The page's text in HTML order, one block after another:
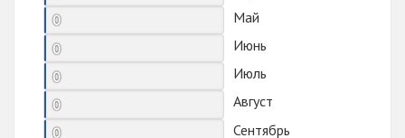
0
Май
0
Июнь
0
Июль
0
Август
0
Сентябрь